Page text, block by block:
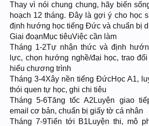
Thay vì nói chung chung, hãy biến
hoạch 12 tháng. Đây là gợi ý cho học
định hướng học tiếng Đức và chuẩn bị
Giai đoạnMục tiêuViệc cần làm
Tháng 1-2Tự nhận thức và định
lực, chọn hướng nghề/đại học, trao
hiểu chương trình
Tháng 3-4Xây nền tiếng ĐứcHọc A1,
thói quen tự học, ghi chi tiêu
Tháng 5-6Tăng tốc A2Luyện giao
email cơ bản, chuẩn bị giấy tờ cá nhân
Tháng 7-9Tiến tới B1Luyện thi, mô